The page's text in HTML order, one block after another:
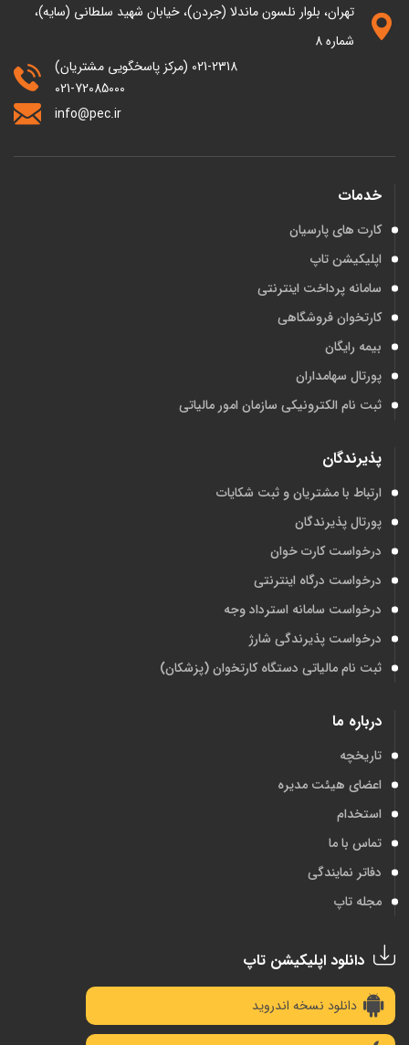
تهران، بلوار نلسون ماندلا (جردن)، خیابان شهید سلطانی (سایه)،
شماره 8
021-2318 (مرکز پاسخگویی مشتریان)
021-72085000
info@pec.ir
خدمات
کارت های پارسیان
اپلیکیشن تاپ
سامانه پرداخت اینترنتی
کارتخوان فروشگاهی
بیمه رایگان
پورتال سهامداران
ثبت نام الکترونیکی سازمان امور مالیاتی
پذیرندگان
ارتباط با مشتریان و ثبت شکایات
پورتال پذیرندگان
درخواست کارت خوان
درخواست درگاه اینترنتی
درخواست سامانه استرداد وجه
درخواست پذیرندگی شارژ
ثبت نام مالیاتی دستگاه کارتخوان (پزشکان)
درباره ما
تاریخچه
اعضای هیئت مدیره
استخدام
تماس با ما
دفاتر نمایندگی
مجله تاپ
دانلود اپلیکیشن تاپ
دانلود نسخه اندروید